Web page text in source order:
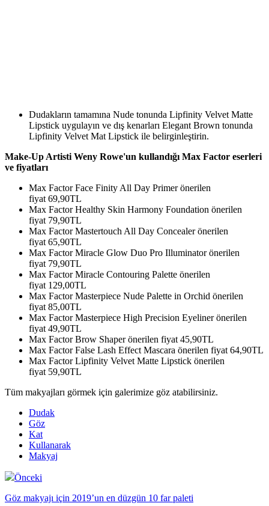
Dudakların tamamına Nude tonunda Lipfinity Velvet Matte
Lipstick uygulayın ve dış kenarları Elegant Brown tonunda
Lipfinity Velvet Mat Lipstick ile belirginleştirin.
Make-Up Artisti Weny Rowe'un kullandığı Max Factor eserleri
ve fiyatları
Max Factor Face Finity All Day Primer önerilen
fiyat 69,90TL
Max Factor Healthy Skin Harmony Foundation önerilen
fiyat 79,90TL
Max Factor Mastertouch All Day Concealer önerilen
fiyat 65,90TL
Max Factor Miracle Glow Duo Pro Illuminator önerilen
fiyat 79,90TL
Max Factor Miracle Contouring Palette önerilen
fiyat 129,00TL
Max Factor Masterpiece Nude Palette in Orchid önerilen
fiyat 85,00TL
Max Factor Masterpiece High Precision Eyeliner önerilen
fiyat 49,90TL
Max Factor Brow Shaper önerilen fiyat 45,90TL
Max Factor False Lash Effect Mascara önerilen fiyat 64,90TL
Max Factor Lipfinity Velvet Matte Lipstick önerilen
fiyat 59,90TL
Tüm makyajları görmek için galerimize göz atabilirsiniz.
Dudak
Göz
Kat
Kullanarak
Makyaj
Önceki
Göz makyajı için 2019’un en düzgün 10 far paleti